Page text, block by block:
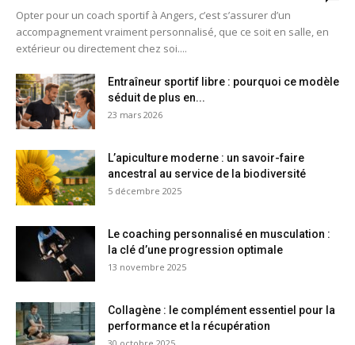
Opter pour un coach sportif à Angers, c’est s’assurer d’un
accompagnement vraiment personnalisé, que ce soit en salle, en
extérieur ou directement chez soi....
Entraîneur sportif libre : pourquoi ce modèle
séduit de plus en...
23 mars 2026
L’apiculture moderne : un savoir-faire
ancestral au service de la biodiversité
5 décembre 2025
Le coaching personnalisé en musculation :
la clé d’une progression optimale
13 novembre 2025
Collagène : le complément essentiel pour la
performance et la récupération